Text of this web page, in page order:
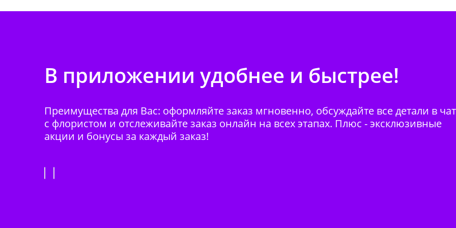
В приложении удобнее и быстрее!
Преимущества для Вас: оформляйте заказ мгновенно, обсуждайте все детали в
с флористом и отслеживайте заказ онлайн на всех этапах. Плюс - эксклюзивные
акции и бонусы за каждый заказ!